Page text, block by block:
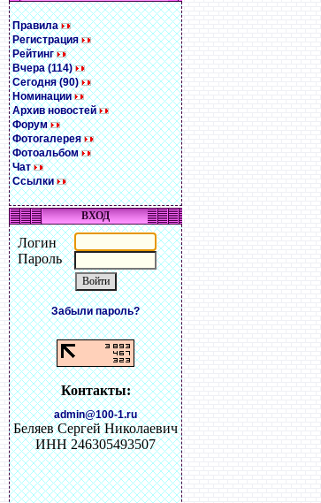
Правила
Регистрация
Рейтинг
Вчера (114)
Сегодня (90)
Номинации
Архив новостей
Форум
Фотогалерея
Фотоальбом
Чат
Ссылки
ВХОД
Логин
Пароль
Забыли пароль?
Контакты:
admin@100-1.ru
Беляев Сергей Николаевич
ИНН 246305493507